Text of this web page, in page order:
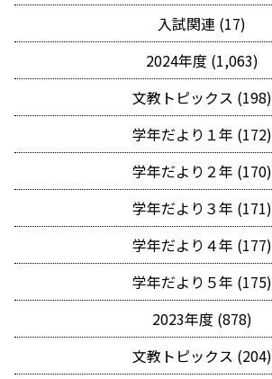
入試関連 (17)
2024年度 (1,063)
文教トピックス (198)
学年だより１年 (172)
学年だより２年 (170)
学年だより３年 (171)
学年だより４年 (177)
学年だより５年 (175)
2023年度 (878)
文教トピックス (204)